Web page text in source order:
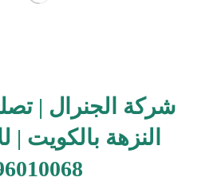
شركة الجنرال |
النزهة بالكويت |